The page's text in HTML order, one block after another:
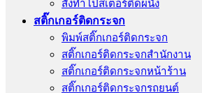
สั่งทําโปสเตอร์ติดผนัง
สติ๊กเกอร์ติดกระจก
พิมพ์สติ๊กเกอร์ติดกระจก
สติ๊กเกอร์ติดกระจกสำนักงาน
สติ๊กเกอร์ติดกระจกหน้าร้าน
สติ๊กเกอร์ติดกระจกรถยนต์